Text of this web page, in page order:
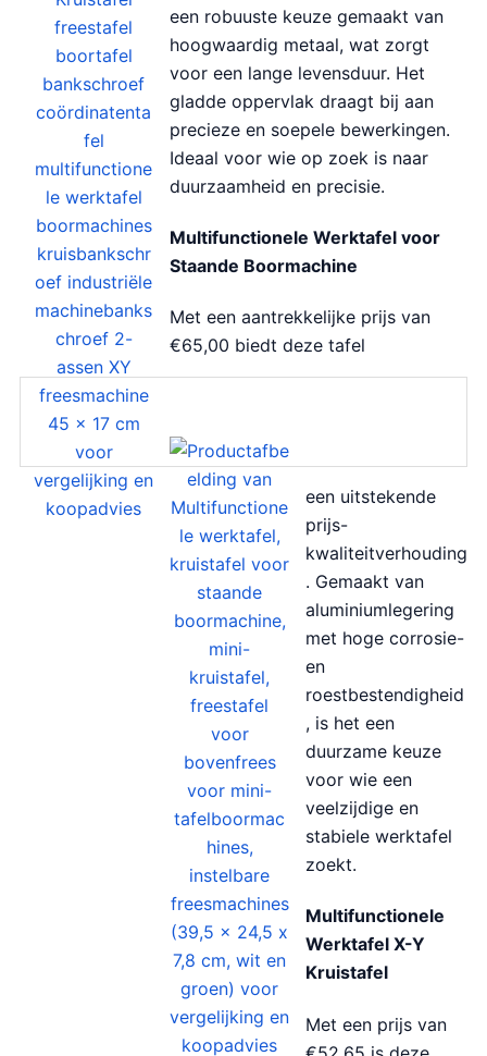
een robuuste keuze gemaakt van
hoogwaardig metaal, wat zorgt
voor een lange levensduur. Het
gladde oppervlak draagt bij aan
precieze en soepele bewerkingen.
Ideaal voor wie op zoek is naar
duurzaamheid en precisie.
Multifunctionele Werktafel voor
Staande Boormachine
Met een aantrekkelijke prijs van
€65,00 biedt deze tafel
een uitstekende
prijs-
kwaliteitverhouding
. Gemaakt van
aluminiumlegering
met hoge corrosie-
en
roestbestendigheid
, is het een
duurzame keuze
voor wie een
veelzijdige en
stabiele werktafel
zoekt.
Multifunctionele
Werktafel X-Y
Kruistafel
Met een prijs van